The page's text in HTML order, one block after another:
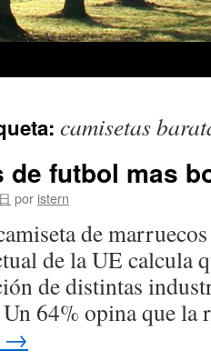
camisetas
futbol mas
por istern
de
de la UE calcula
de distintas
64% opina que la
→